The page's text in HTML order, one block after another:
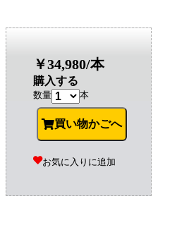
￥34,980/本
購入する
数量 本
買い物かごへ
お気に入りに追加